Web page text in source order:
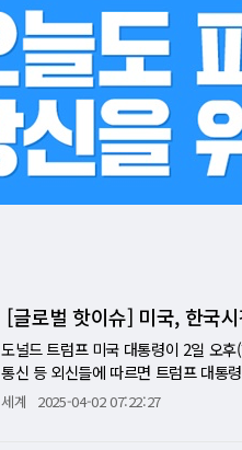
[글로벌 핫이슈] 미국, 한국
도널드 트럼프 미국 대통령이 2일 오
통신 등 외신들에 따르면 트럼프 대통
부유하게' 행사를 열고 상호관세를 발
세계 2025-04-02 07:22:27